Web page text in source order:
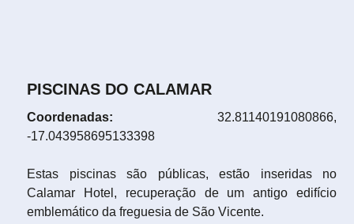
PISCINAS DO CALAMAR
Coordenadas: 32.81140191080866,
-17.043958695133398
Estas piscinas são públicas, estão inseridas no
Calamar Hotel, recuperação de um antigo edifício
emblemático da freguesia de São Vicente.